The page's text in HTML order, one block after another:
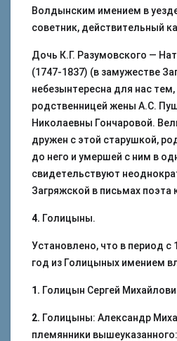
Волдынским имением в
советник, действительный
Дочь К.Г. Разумовского —
(1747-1837) (в замужестве
небезынтересна для нас
родственницей жены А.С.
Николаевны Гончаровой.
дружен с этой старушкой,
до него и умершей с ним в
свидетельствуют
Загряжской в письмах поэта
4. Голицыны.
Установлено, что в период с
год из Голицыных имением
1. Голицын Сергей
2. Голицыны: Александр
племянники